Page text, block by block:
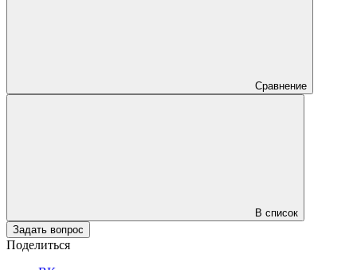
Сравнение
В список
Задать вопрос
Поделиться